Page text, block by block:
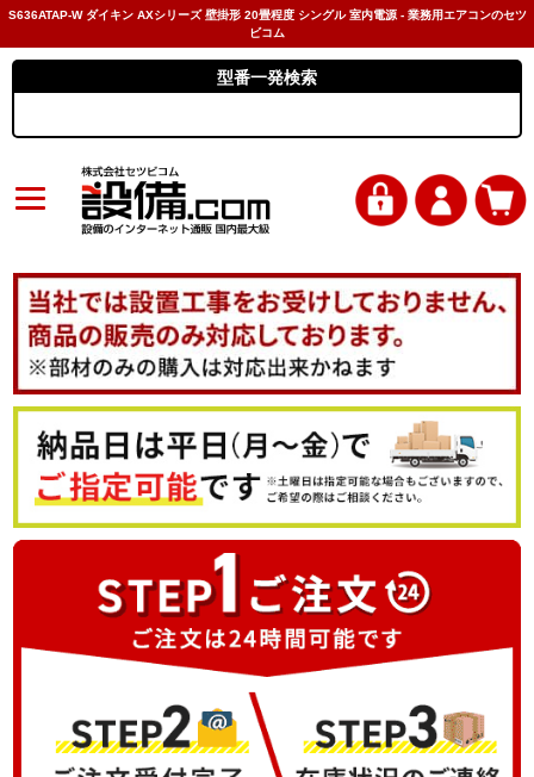
S636ATAP-W ダイキン AXシリーズ 壁掛形 20畳程度 シングル 室内電源 - 業務用エアコンのセツ
ビコム
型番一発検索